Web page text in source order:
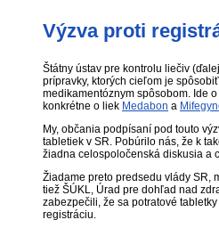
Výzva proti
Štátny ústav pre kontrolu liečiv
prípravky, ktorých cieľom je
medikamentóznym spôsobom. Ide
konkrétne o liek Medabon a
My, občania podpísaní pod touto
tabletiek v SR. Pobúrilo nás, že k
žiadna celospoločenská diskusia a
Žiadame preto predsedu vlády SR,
tiež ŠÚKL, Úrad pre dohľad nad
zabezpečili, že sa potratové
registráciu.